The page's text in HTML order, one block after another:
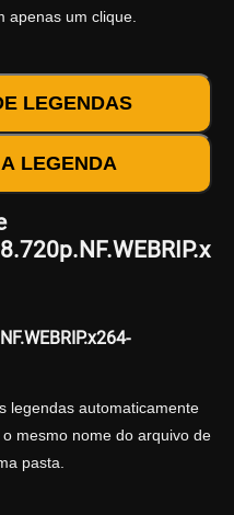
apenas um clique.
LEGENDAS
LEGENDA
legendas automaticamente
mesmo nome do arquivo de
pasta.